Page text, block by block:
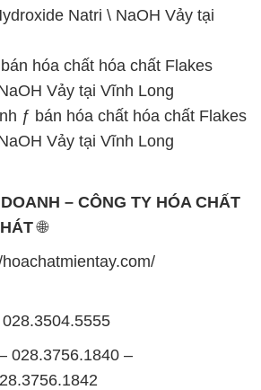
Natri \ NaOH Vảy tại
hóa chất hóa chất Flakes
Vảy tại Vĩnh Long
ƒ bán hóa chất hóa chất Flakes
Vảy tại Vĩnh Long
– CÔNG TY HÓA CHẤT
🌐
028.3756.1840 –